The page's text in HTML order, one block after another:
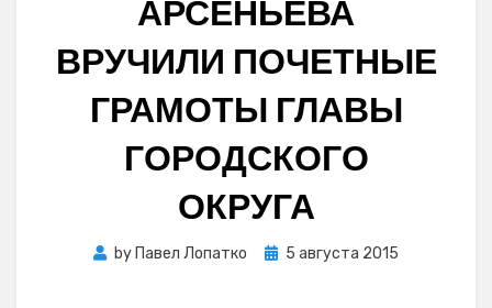
АРСЕНЬЕВА
ВРУЧИЛИ ПОЧЕТНЫЕ
ГРАМОТЫ ГЛАВЫ
ГОРОДСКОГО
ОКРУГА
by Павел Лопатко
Posted
5 августа 2015